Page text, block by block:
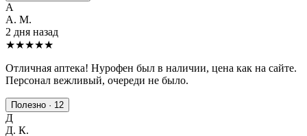
А
А. М.
2 дня назад
★★★★★
Отличная аптека! Нурофен был в наличии, цена как на сайте.
Персонал вежливый, очереди не было.
Полезно · 12
Д
Д. К.